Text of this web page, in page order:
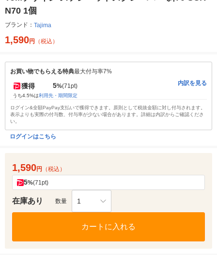
N70 1個
ブランド： Tajima
1,590円 （税込）
お買い物でもらえる特典最大付与率7%
獲得 5%(71pt)
うち4.5%は利用先・期間限定
内訳を見る
ログイン&全額PayPay支払いで獲得できます。原則として税抜金額に対し付与されます。
表示よりも実際の付与数、付与率が少ない場合があります。詳細は内訳からご確認くださ
い。
ログインはこちら
1,590円 （税込）
5%(71pt)
在庫あり 数量 1
カートに入れる